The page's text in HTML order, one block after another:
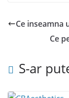
Ce inseamna
Ce
S-ar